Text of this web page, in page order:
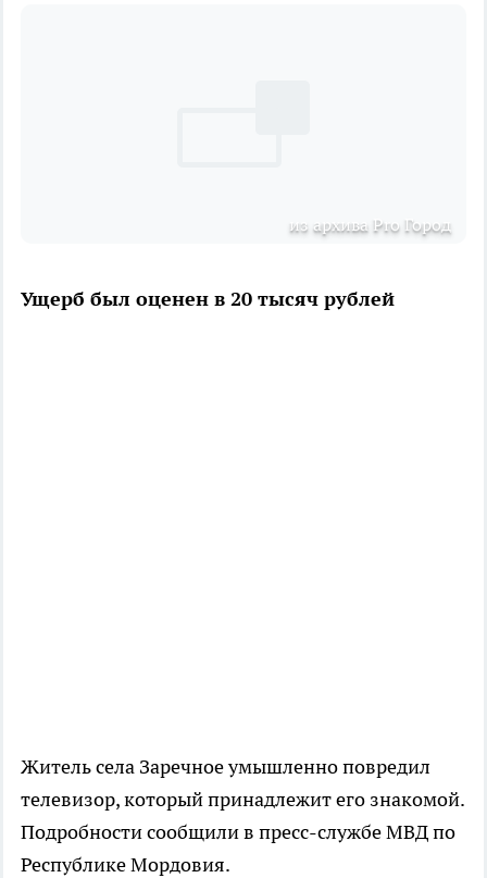
из архива Pro Город
Ущерб был оценен в 20 тысяч рублей
Житель села Заречное умышленно повредил
телевизор, который принадлежит его знакомой.
Подробности сообщили в пресс-службе МВД по
Республике Мордовия.